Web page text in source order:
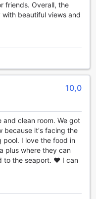
kuljetuspalvelut,
vaivattoman ja
pysäköidä autonsa
on turvallisesti
alueessa.
tärkeimpiin
voit keskittyä vain
nauttimiseen. Olitpa
tai tutkimassa upeita
matkustamisesta
friends. Overall, the
beautiful views and
10,0
clean room. We got
because it's facing the
pool. I love the food in
plus where they can
to the seaport. ♥️ I can